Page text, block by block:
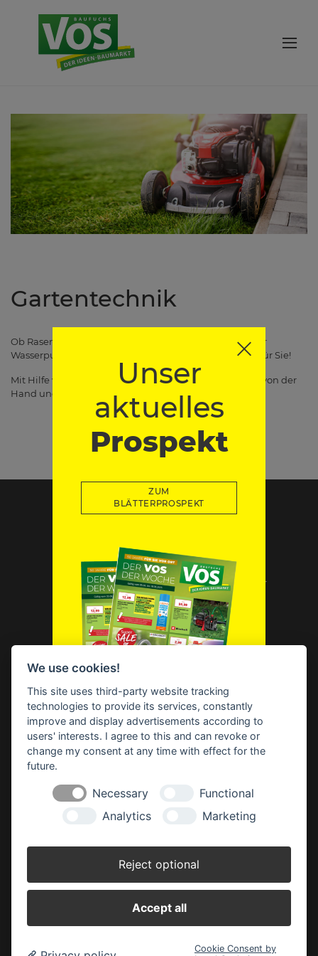
Unser
aktuelles
Prospekt
ZUM
BLÄTTERPROSPEKT
Gartentechnik
Ob Rasenmäher, Hochdruckreiniger, Kettensägen oder
Wasserpumpen - wir haben immer das richtige Gerät für Sie!
Mit Hilfe von Motorkraft geht die Gartenarbeit leichter von der
Hand und Sie arbeiten schneller und effizienter.
Impressum Datenschutz Widerruf-Formular
Cookie-Einstellungen ändern
Geldern
47608 Geldern
Telefon: 0 28 31 - 13 05-0
geldern(at)baufuchs-vos.de
Kevelaer:
Ladestraße 48 - 50
47623 Kevelaer
08.30 - 19.00 Uhr
Samstag:
08.30 - 17.00 Uhr
We use cookies!
This site uses third-party website tracking
technologies to provide its services, constantly
improve and display advertisements according to
users' interests. I agree to this and can revoke or
change my consent at any time with effect for the
future.
Necessary
Functional
Analytics
Marketing
Reject optional
Accept all
Cookie Consent by